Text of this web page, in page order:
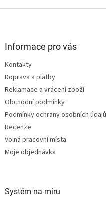
Informace pro vás
Kontakty
Doprava a platby
Reklamace a vrácení zboží
Obchodní podmínky
Podmínky ochrany osobních údajů
Recenze
Volná pracovní místa
Moje objednávka
Systém na míru